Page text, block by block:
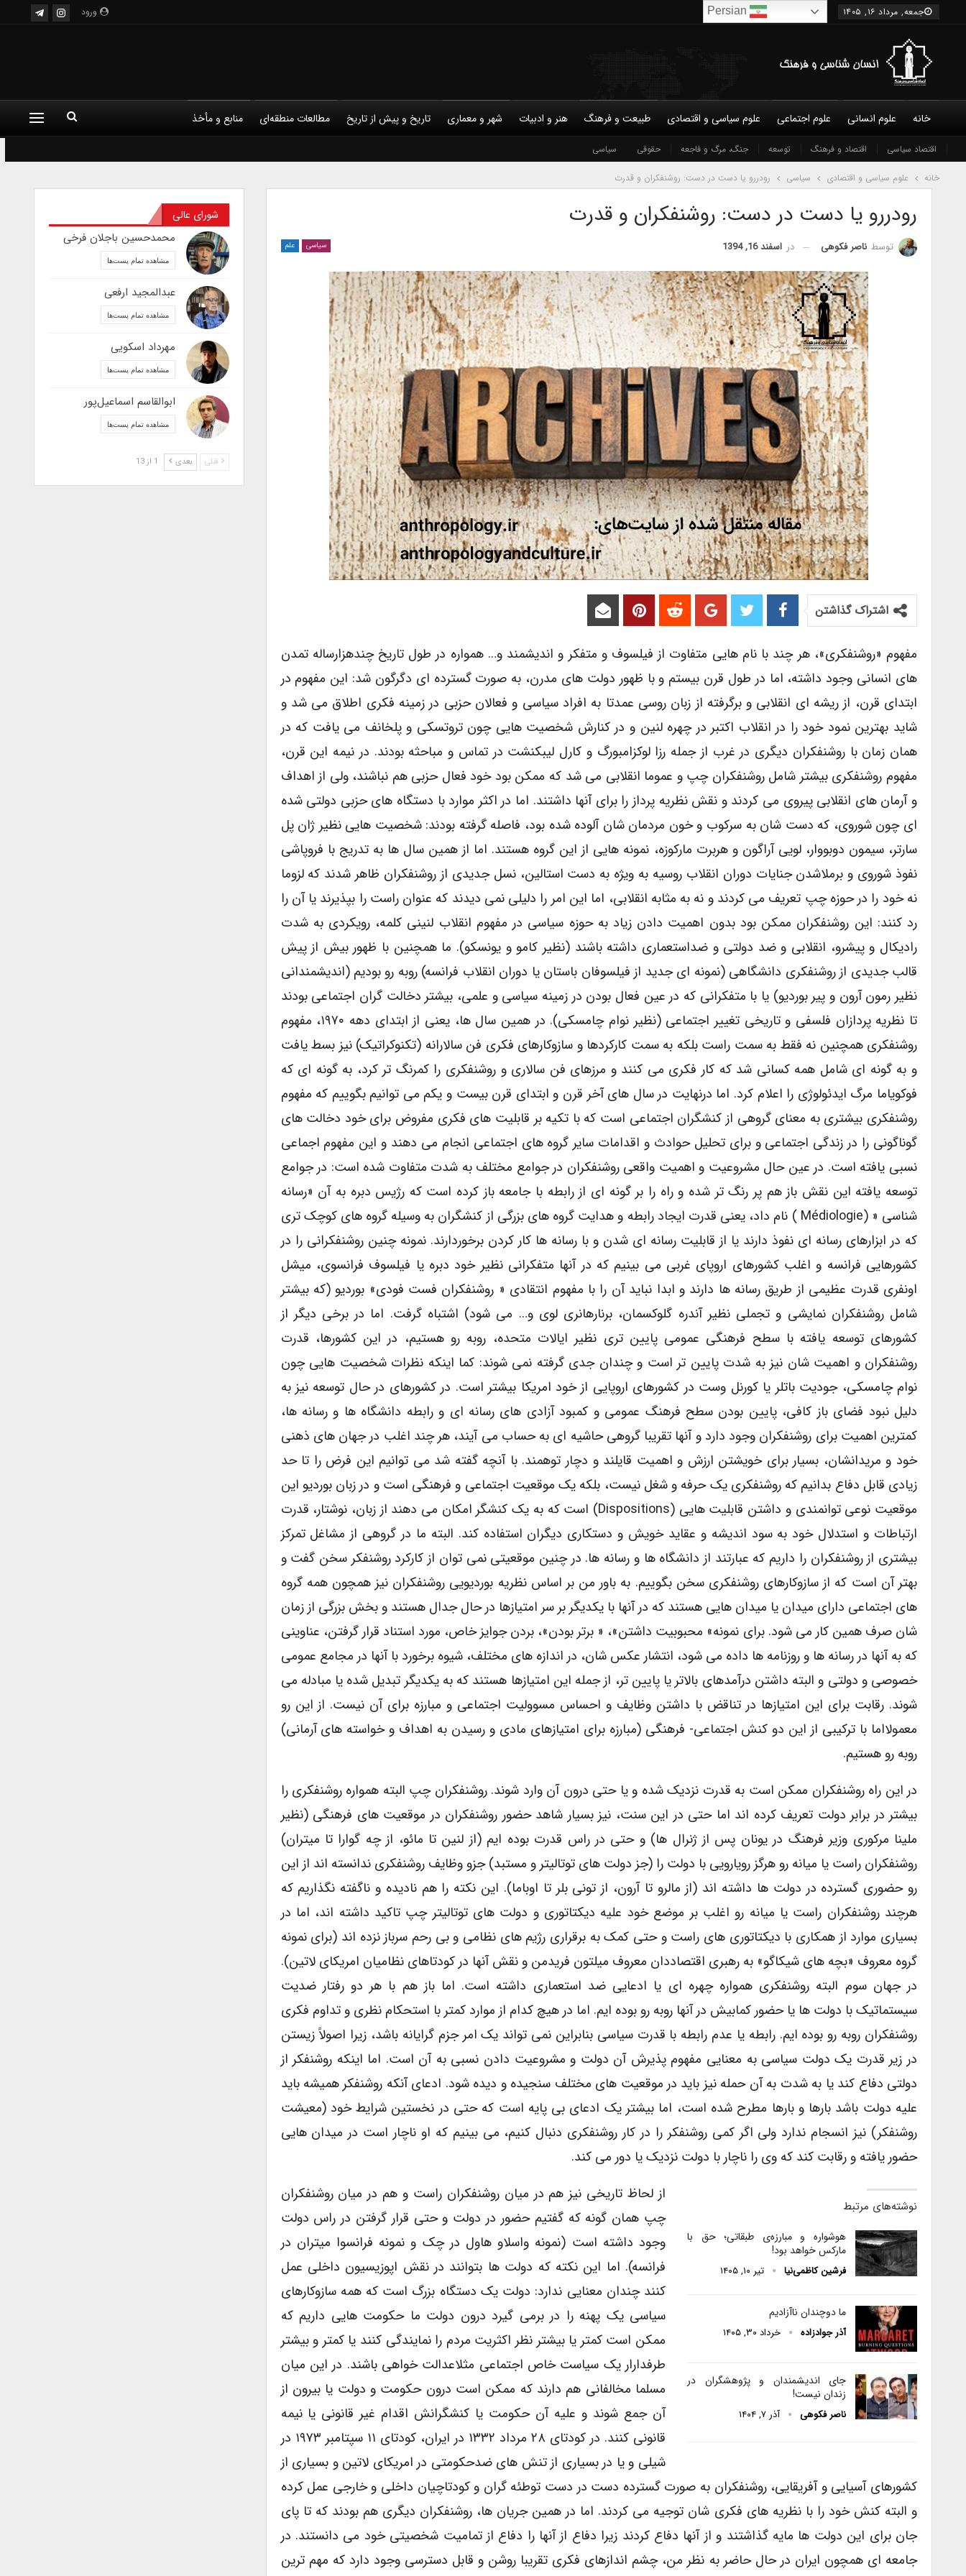
ورود جمعه, مرداد ۱۶, ۱۴۰۵
خانه
درباره ما شورای عالی نویسندگان شرایط همکاری و عضویت تماس با ما حمایت مالی
علوم انسانی
آموزش و پرورش جغرافیای فرهنگی و اجتماعی جمعیت شناسی دین روانکاوی
علوم اجتماعی علوم سیاسی و اقتصادی
اقتصاد سیاسی اقتصاد و فرهنگ توسعه جنگ، مرگ و فاجعه حقوقی سیاسی
طبیعت و فرهنگ هنر و ادبیات شهر و معماری تاریخ و پیش از تاریخ مطالعات منطقه‌ای منابع و مأخذ
خانه علوم سیاسی و اقتصادی سیاسی رودررو يا دست در دست: روشنفكران و قدرت
رودررو یا دست در دست: روشنفکران و قدرت
سیاسی علم توسط ناصر فکوهی در اسفند 16, 1394
اشتراک گذاشتن
مفهوم «روشنفکری»، هر چند با نام هایی متفاوت از فیلسوف و متفکر و اندیشمند و… همواره در طول تاریخ چندهزارساله تمدن
های انسانی وجود داشته، اما در طول قرن بیستم و با ظهور دولت های مدرن، به صورت گسترده ای دگرگون شد: این مفهوم در
ابتدای قرن، از ریشه ای انقلابی و برگرفته از زبان روسی عمدتا به افراد سیاسی و فعالان حزبی در زمینه فکری اطلاق می شد و
شاید بهترین نمود خود را در انقلاب اکتبر در چهره لنین و در کنارش شخصیت هایی چون تروتسکی و پلخانف می یافت که در
همان زمان با روشنفکران دیگری در غرب از جمله رزا لوکزامبورگ و کارل لیبکنشت در تماس و مباحثه بودند. در نیمه این قرن،
مفهوم روشنفکری بیشتر شامل روشنفکران چپ و عموما انقلابی می شد که ممکن بود خود فعال حزبی هم نباشند، ولی از اهداف
و آرمان های انقلابی پیروی می کردند و نقش نظریه پرداز را برای آنها داشتند. اما در اکثر موارد با دستگاه های حزبی دولتی شده
ای چون شوروی، که دست شان به سرکوب و خون مردمان شان آلوده شده بود، فاصله گرفته بودند: شخصیت هایی نظیر ژان پل
سارتر، سیمون دوبووار، لویی آراگون و هربرت مارکوزه، نمونه هایی از این گروه هستند. اما از همین سال ها به تدریج با فروپاشی
نفوذ شوروی و برملاشدن جنایات دوران انقلاب روسیه به ویژه به دست استالین، نسل جدیدی از روشنفکران ظاهر شدند که لزوما
نه خود را در حوزه چپ تعریف می کردند و نه به مثابه انقلابی، اما این امر را دلیلی نمی دیدند که عنوان راست را بپذیرند یا آن را
رد کنند: این روشنفکران ممکن بود بدون اهمیت دادن زیاد به حوزه سیاسی در مفهوم انقلاب لنینی کلمه، رویکردی به شدت
رادیکال و پیشرو، انقلابی و ضد دولتی و ضداستعماری داشته باشند (نظیر کامو و یونسکو). ما همچنین با ظهور بیش از پیش
قالب جدیدی از روشنفکری دانشگاهی (نمونه ای جدید از فیلسوفان باستان یا دوران انقلاب فرانسه) روبه رو بودیم (اندیشمندانی
نظیر رمون آرون و پیر بوردیو) یا با متفکرانی که در عین فعال بودن در زمینه سیاسی و علمی، بیشتر دخالت گران اجتماعی بودند
تا نظریه پردازان فلسفی و تاریخی تغییر اجتماعی (نظیر نوام چامسکی). در همین سال ها، یعنی از ابتدای دهه ۱۹۷۰، مفهوم
روشنفکری همچنین نه فقط به سمت راست بلکه به سمت کارکردها و سازوکارهای فکری فن سالارانه (تکنوکراتیک) نیز بسط یافت
و به گونه ای شامل همه کسانی شد که کار فکری می کنند و مرزهای فن سالاری و روشنفکری را کمرنگ تر کرد، به گونه ای که
فوکویاما مرگ ایدئولوژی را اعلام کرد. اما درنهایت در سال های آخر قرن و ابتدای قرن بیست و یکم می توانیم بگوییم که مفهوم
روشنفکری بیشتری به معنای گروهی از کنشگران اجتماعی است که با تکیه بر قابلیت های فکری مفروض برای خود دخالت های
گوناگونی را در زندگی اجتماعی و برای تحلیل حوادث و اقدامات سایر گروه های اجتماعی انجام می دهند و این مفهوم اجماعی
نسبی یافته است. در عین حال مشروعیت و اهمیت واقعی روشنفکران در جوامع مختلف به شدت متفاوت شده است: در جوامع
توسعه یافته این نقش باز هم پر رنگ تر شده و راه را بر گونه ای از رابطه با جامعه باز کرده است که رژیس دبره به آن «رسانه
شناسی « (médiologie ) نام داد، یعنی قدرت ایجاد رابطه و هدایت گروه های بزرگی از کنشگران به وسیله گروه های کوچک تری
که در ابزارهای رسانه ای نفوذ دارند یا از قابلیت رسانه ای شدن و با رسانه ها کار کردن برخوردارند. نمونه چنین روشنفکرانی را در
کشورهایی فرانسه و اغلب کشورهای اروپای غربی می بینیم که در آنها متفکرانی نظیر خود دبره یا فیلسوف فرانسوی، میشل
اونفری قدرت عظیمی از طریق رسانه ها دارند و ابدا نباید آن را با مفهوم انتقادی « روشنفکران فست فودی» بوردیو (که بیشتر
شامل روشنفکران نمایشی و تجملی نظیر آندره گلوکسمان، برنارهانری لوی و… می شود) اشتباه گرفت. اما در برخی دیگر از
کشورهای توسعه یافته با سطح فرهنگی عمومی پایین تری نظیر ایالات متحده، روبه رو هستیم، در این کشورها، قدرت
روشنفکران و اهمیت شان نیز به شدت پایین تر است و چندان جدی گرفته نمی شوند: کما اینکه نظرات شخصیت هایی چون
نوام چامسکی، جودیت باتلر یا کورنل وست در کشورهای اروپایی از خود امریکا بیشتر است. در کشورهای در حال توسعه نیز به
دلیل نبود فضای باز کافی، پایین بودن سطح فرهنگ عمومی و کمبود آزادی های رسانه ای و رابطه دانشگاه ها و رسانه ها،
کمترین اهمیت برای روشنفکران وجود دارد و آنها تقریبا گروهی حاشیه ای به حساب می آیند، هر چند اغلب در جهان های ذهنی
خود و مریدانشان، بسیار برای خویشتن ارزش و اهمیت قایلند و دچار توهمند. با آنچه گفته شد می توانیم این فرض را تا حد
زیادی قابل دفاع بدانیم که روشنفکری یک حرفه و شغل نیست، بلکه یک موقعیت اجتماعی و فرهنگی است و در زبان بوردیو این
موقعیت نوعی توانمندی و داشتن قابلیت هایی (dispositions) است که به یک کنشگر امکان می دهند از زبان، نوشتار، قدرت
ارتباطات و استدلال خود به سود اندیشه و عقاید خویش و دستکاری دیگران استفاده کند. البته ما در گروهی از مشاغل تمرکز
بیشتری از روشنفکران را داریم که عبارتند از دانشگاه ها و رسانه ها. در چنین موقعیتی نمی توان از کارکرد روشنفکر سخن گفت و
بهتر آن است که از سازوکارهای روشنفکری سخن بگوییم. به باور من بر اساس نظریه بوردیویی روشنفکران نیز همچون همه گروه
های اجتماعی دارای میدان یا میدان هایی هستند که در آنها با یکدیگر بر سر امتیازها در حال جدال هستند و بخش بزرگی از زمان
شان صرف همین کار می شود. برای نمونه» محبوبیت داشتن»، « برتر بودن»، بردن جوایز خاص، مورد استناد قرار گرفتن، عناوینی
که به آنها در رسانه ها و روزنامه ها داده می شود، انتشار عکس شان، در اندازه های مختلف، شیوه برخورد با آنها در مجامع عمومی
خصوصی و دولتی و البته داشتن درآمدهای بالاتر یا پایین تر، از جمله این امتیازها هستند که به یکدیگر تبدیل شده یا مبادله می
شوند. رقابت برای این امتیازها در تناقض با داشتن وظایف و احساس مسوولیت اجتماعی و مبارزه برای آن نیست. از این رو
معمولااما با ترکیبی از این دو کنش اجتماعی- فرهنگی (مبارزه برای امتیازهای مادی و رسیدن به اهداف و خواسته های آرمانی)
روبه رو هستیم.
در این راه روشنفکران ممکن است به قدرت نزدیک شده و یا حتی درون آن وارد شوند. روشنفکران چپ البته همواره روشنفکری را
بیشتر در برابر دولت تعریف کرده اند اما حتی در این سنت، نیز بسیار شاهد حضور روشنفکران در موقعیت های فرهنگی (نظیر
ملینا مرکوری وزیر فرهنگ در یونان پس از ژنرال ها) و حتی در راس قدرت بوده ایم (از لنین تا مائو، از چه گوارا تا میتران)
روشنفکران راست یا میانه رو هرگز رویارویی با دولت را (جز دولت های توتالیتر و مستبد) جزو وظایف روشنفکری ندانسته اند از این
رو حضوری گسترده در دولت ها داشته اند (از مالرو تا آرون، از تونی بلر تا اوباما). این نکته را هم نادیده و ناگفته نگذاریم که
هرچند روشنفکران راست یا میانه رو اغلب بر موضع خود علیه دیکتاتوری و دولت های توتالیتر چپ تاکید داشته اند، اما در
بسیاری موارد از همکاری با دیکتاتوری های راست و حتی کمک به برقراری رژیم های نظامی و بی رحم سرباز نزده اند (برای نمونه
گروه معروف «بچه های شیکاگو» به رهبری اقتصاددان معروف میلتون فریدمن و نقش آنها در کودتاهای نظامیان امریکای لاتین).
در جهان سوم البته روشنفکری همواره چهره ای یا ادعایی ضد استعماری داشته است. اما باز هم با هر دو رفتار ضدیت
سیستماتیک با دولت ها یا حضور کمابیش در آنها روبه رو بوده ایم. اما در هیچ کدام از موارد کمتر با استحکام نظری و تداوم فکری
روشنفکران روبه رو بوده ایم. رابطه یا عدم رابطه با قدرت سیاسی بنابراین نمی تواند یک امر جزم گرایانه باشد، زیرا اصولاً زیستن
در زیر قدرت یک دولت سیاسی به معنایی مفهوم پذیرش آن دولت و مشروعیت دادن نسبی به آن است. اما اینکه روشنفکر از
دولتی دفاع کند یا به شدت به آن حمله نیز باید در موقعیت های مختلف سنجیده و دیده شود. ادعای آنکه روشنفکر همیشه باید
علیه دولت باشد بارها و بارها مطرح شده است، اما بیشتر یک ادعای بی پایه است که حتی در نخستین شرایط خود (معیشت
روشنفکر) نیز انسجام ندارد ولی اگر کمی روشنفکر را در کار روشنفکری دنبال کنیم، می بینیم که او ناچار است در میدان هایی
حضور یافته و رقابت کند که وی را ناچار با دولت نزدیک یا دور می کند.
نوشته‌های مرتبط
هوشواره و مبارزه‌ی طبقاتی؛ حق با
مارکس خواهد بود!
فرشین کاظمی‌نیا تیر ۱۰, ۱۴۰۵
ما دوچندان ناآزادیم
آذر جوادزاده خرداد ۳۰, ۱۴۰۵
جای اندیشمندان و پژوهشگران در
زندان نیست!
ناصر فکوهی آذر ۷, ۱۴۰۴
از لحاظ تاریخی نیز هم در میان روشنفکران راست و هم در میان روشنفکران
چپ همان گونه که گفتیم حضور در دولت و حتی قرار گرفتن در راس دولت
وجود داشته است (نمونه واسلاو هاول در چک و نمونه فرانسوا میتران در
فرانسه). اما این نکته که دولت ها بتوانند در نقش اپوزیسیون داخلی عمل
کنند چندان معنایی ندارد: دولت یک دستگاه بزرگ است که همه سازوکارهای
سیاسی یک پهنه را در برمی گیرد درون دولت ما حکومت هایی داریم که
ممکن است کمتر یا بیشتر نظر اکثریت مردم را نمایندگی کنند یا کمتر و بیشتر
طرفدارار یک سیاست خاص اجتماعی مثلاعدالت خواهی باشند. در این میان
مسلما مخالفانی هم دارند که ممکن است درون حکومت و دولت یا بیرون از
آن جمع شوند و علیه آن حکومت یا کنشگرانش اقدام غیر قانونی یا نیمه
قانونی کنند. در کودتای ۲۸ مرداد ۱۳۳۲ در ایران، کودتای ۱۱ سپتامبر ۱۹۷۳ در
شیلی و یا در بسیاری از تنش های ضدحکومتی در امریکای لاتین و بسیاری از
کشورهای آسیایی و آفریقایی، روشنفکران به صورت گسترده دست در دست توطئه گران و کودتاچیان داخلی و خارجی عمل کرده
و البته کنش خود را با نظریه های فکری شان توجیه می کردند. اما در همین جریان ها، روشنفکران دیگری هم بودند که تا پای
جان برای این دولت ها مایه گذاشتند و از آنها دفاع کردند زیرا دفاع از آنها را دفاع از تمامیت شخصیتی خود می دانستند. در
جامعه ای همچون ایران در حال حاضر به نظر من، چشم اندازهای فکری تقریبا روشن و قابل دسترسی وجود دارد که مهم ترین
شورای عالی
محمدحسین باجلان فرخی
مشاهده تمام پست‌ها
عبدالمجید ارفعی
مشاهده تمام پست‌ها
مهرداد اسکویی
مشاهده تمام پست‌ها
ابوالقاسم اسماعیل‌پور
مشاهده تمام پست‌ها
قبلی بعدی 1 از 13